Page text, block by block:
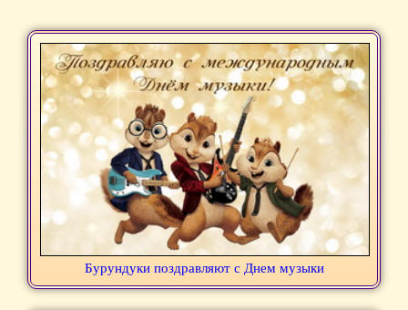
Бурундуки поздравляют с Днем музыки